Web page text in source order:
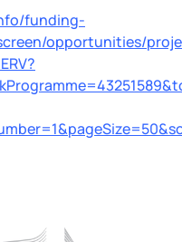
funding-
opportunities/